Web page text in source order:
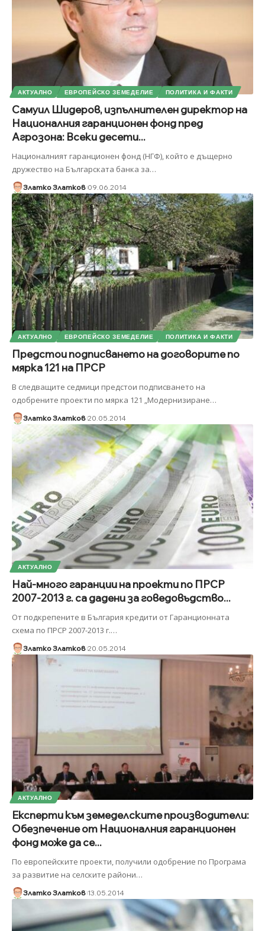
АКТУАЛНО ЕВРОПЕЙСКО ЗЕМЕДЕЛИЕ ПОЛИТИКА И ФАКТИ
Самуил Шидеров, изпълнителен директор на
Националния гаранционен фонд пред
Агрозона: Всеки десети...
Националният гаранционен фонд (НГФ), който е дъщерно
дружество на Българската банка за…
Златко Златков 09.06.2014
АКТУАЛНО ЕВРОПЕЙСКО ЗЕМЕДЕЛИЕ ПОЛИТИКА И ФАКТИ
Предстои подписването на договорите по
мярка 121 на ПРСР
В следващите седмици предстои подписването на
одобрените проекти по мярка 121 „Модернизиране…
Златко Златков 20.05.2014
АКТУАЛНО
Най-много гаранции на проекти по ПРСР
2007-2013 г. са дадени за говедовъдство...
От подкрепените в България кредити от Гаранционната
схема по ПРСР 2007-2013 г.…
Златко Златков 20.05.2014
АКТУАЛНО
Експерти към земеделските производители:
Обезпечение от Националния гаранционен
фонд може да се...
По европейските проекти, получили одобрение по Програма
за развитие на селските райони…
Златко Златков 13.05.2014